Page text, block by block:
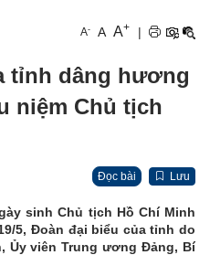
A- A A+ |
tỉnh dâng hương
niệm Chủ tịch
Đọc bài Lưu
sinh Chủ tịch Hồ Chí Minh
5, Đoàn đại biểu của tỉnh do
Ủy viên Trung ương Đảng, Bí